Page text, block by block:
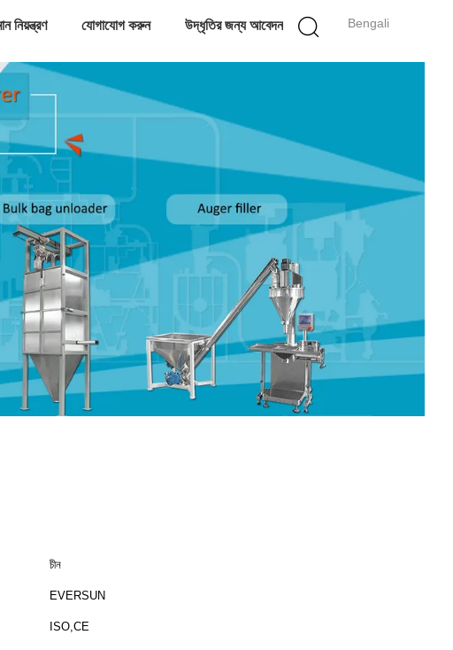
Bengali
নিয়ন্ত্রণ যোগাযোগ করুন উদ্ধৃতির জন্য আবেদন
চীন
EVERSUN
ISO,CE